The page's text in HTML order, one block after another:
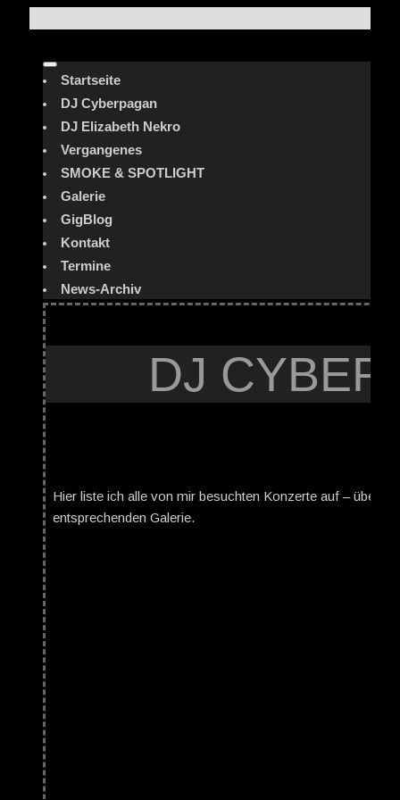
Startseite
DJ Cyberpagan
DJ Elizabeth Nekro
Vergangenes
SMOKE & SPOTLIGHT
Galerie
GigBlog
Kontakt
Termine
News-Archiv
DJ
Hier liste ich alle von mir besuchten Konzerte auf – über
entsprechenden Galerie.